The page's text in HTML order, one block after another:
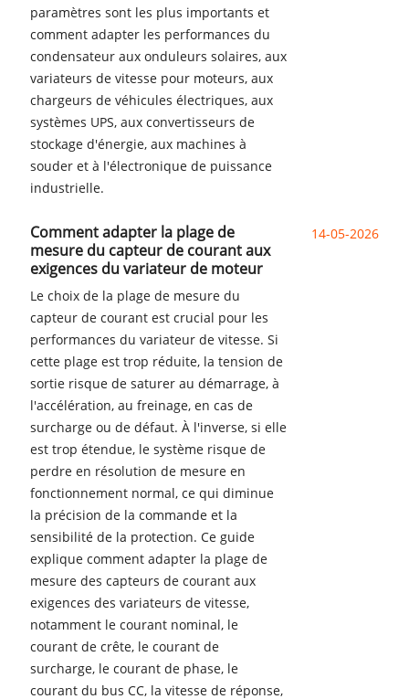
paramètres sont les plus importants et
comment adapter les performances du
condensateur aux onduleurs solaires, aux
variateurs de vitesse pour moteurs, aux
chargeurs de véhicules électriques, aux
systèmes UPS, aux convertisseurs de
stockage d'énergie, aux machines à
souder et à l'électronique de puissance
industrielle.
14-05-2026
Comment adapter la plage de
mesure du capteur de courant aux
exigences du variateur de moteur
Le choix de la plage de mesure du
capteur de courant est crucial pour les
performances du variateur de vitesse. Si
cette plage est trop réduite, la tension de
sortie risque de saturer au démarrage, à
l'accélération, au freinage, en cas de
surcharge ou de défaut. À l'inverse, si elle
est trop étendue, le système risque de
perdre en résolution de mesure en
fonctionnement normal, ce qui diminue
la précision de la commande et la
sensibilité de la protection. Ce guide
explique comment adapter la plage de
mesure des capteurs de courant aux
exigences des variateurs de vitesse,
notamment le courant nominal, le
courant de crête, le courant de
surcharge, le courant de phase, le
courant du bus CC, la vitesse de réponse,